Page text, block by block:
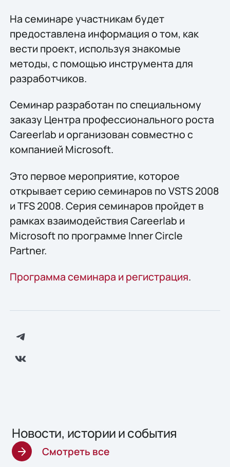
На семинаре участникам будет
предоставлена информация о том, как
вести проект, используя знакомые
методы, с помощью инструмента для
разработчиков.
Семинар разработан по специальному
заказу Центра профессионального роста
Careerlab и организован совместно с
компанией Microsoft.
Это первое мероприятие, которое
открывает серию семинаров по VSTS 2008
и TFS 2008. Серия семинаров пройдет в
рамках взаимодействия Careerlab и
Microsoft по программе Inner Circle
Partner.
Программа семинара и регистрация.
Новости, истории и события
Смотреть все